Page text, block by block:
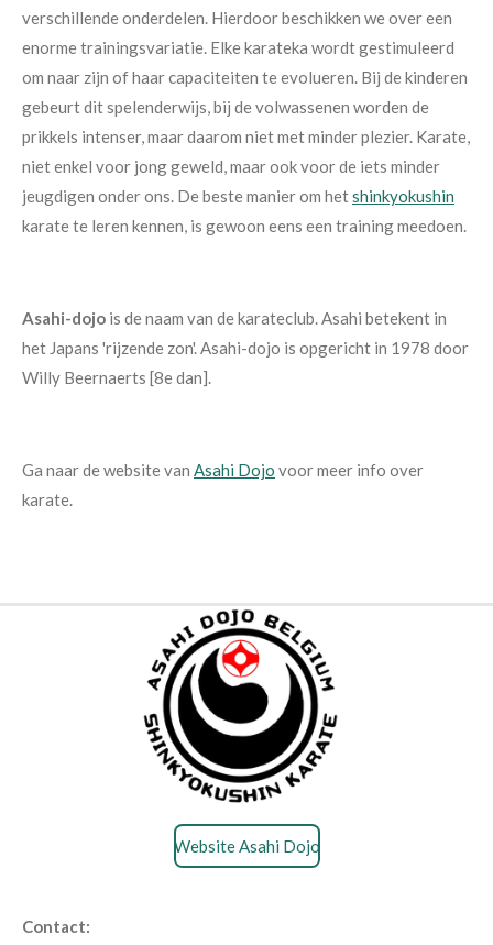
verschillende onderdelen. Hierdoor beschikken we over een
enorme trainingsvariatie. Elke karateka wordt gestimuleerd
om naar zijn of haar capaciteiten te evolueren. Bij de kinderen
gebeurt dit spelenderwijs, bij de volwassenen worden de
prikkels intenser, maar daarom niet met minder plezier. Karate,
niet enkel voor jong geweld, maar ook voor de iets minder
jeugdigen onder ons. De beste manier om hetshinkyokushin
karate te leren kennen, is gewoon eens een training meedoen.
Asahi-dojo is de naam van de karateclub. Asahi betekent in
het Japans 'rijzende zon'. Asahi-dojo is opgericht in 1978 door
Willy Beernaerts [8e dan].
Ga naar de website van Asahi Dojo voor meer info over
karate.
Website Asahi Dojo
Contact: